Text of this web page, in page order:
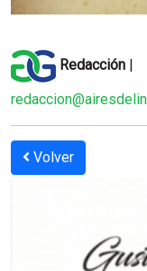
Redacción |
Volver